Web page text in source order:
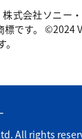
会社ソニー
です。 ©2024
All rights